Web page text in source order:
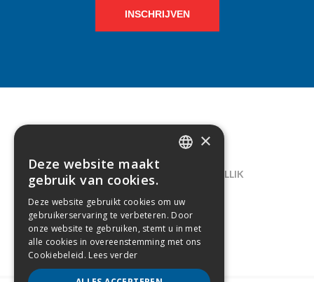
INSCHRIJVEN
CONTACT
LELIEGAARDE 22, B-1731 ZELLIK
02/238.10.11
INFO@CREAMODA.BE
BE0407.694.265
×
Deze website maakt
gebruik van cookies.
Deze website gebruikt cookies om uw
gebruikerservaring te verbeteren. Door
onze website te gebruiken, stemt u in met
alle cookies in overeenstemming met ons
Cookiebeleid. Lees verder